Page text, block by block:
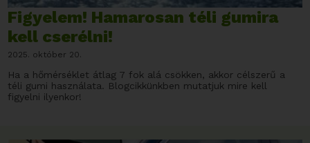
Figyelem! Hamarosan téli gumira
kell cserélni!
2025. október 20.
Ha a hőmérséklet átlag 7 fok alá csökken, akkor célszerű a
téli gumi használata. Blogcikkünkben mutatjuk mire kell
figyelni ilyenkor!